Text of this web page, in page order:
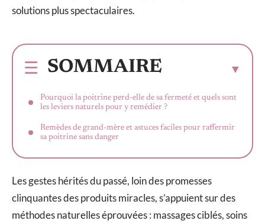
solutions plus spectaculaires.
SOMMAIRE
Pourquoi la poitrine perd-elle de sa fermeté et quels sont
les leviers naturels pour y remédier ?
Remèdes de grand-mère et astuces faciles pour raffermir
sa poitrine sans danger
Les gestes hérités du passé, loin des promesses
clinquantes des produits miracles, s’appuient sur des
méthodes naturelles éprouvées : massages ciblés, soins